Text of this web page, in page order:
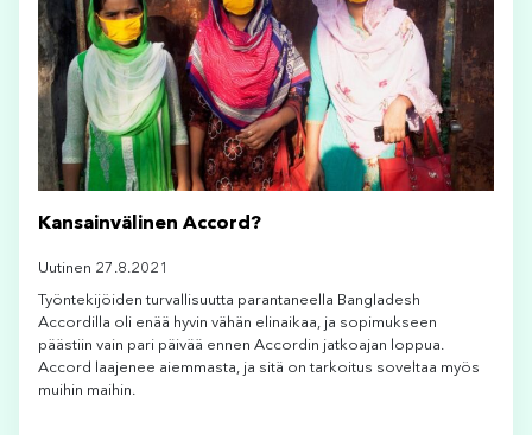
Kansainvälinen Accord?
Uutinen 27.8.2021
Työntekijöiden turvallisuutta parantaneella Bangladesh
Accordilla oli enää hyvin vähän elinaikaa, ja sopimukseen
päästiin vain pari päivää ennen Accordin jatkoajan loppua.
Accord laajenee aiemmasta, ja sitä on tarkoitus soveltaa myös
muihin maihin.